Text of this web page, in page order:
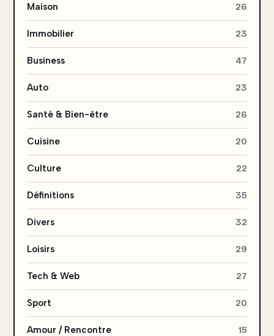
Maison 26
Immobilier 23
Business 47
Auto 23
Santé & Bien-être 26
Cuisine 20
Culture 22
Définitions 35
Divers 32
Loisirs 29
Tech & Web 27
Sport 20
Amour / Rencontre 15